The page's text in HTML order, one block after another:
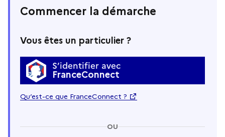
Commencer la démarche
Vous êtes un particulier ?
S’identifier avec
FranceConnect
Qu’est-ce que FranceConnect ?
OU